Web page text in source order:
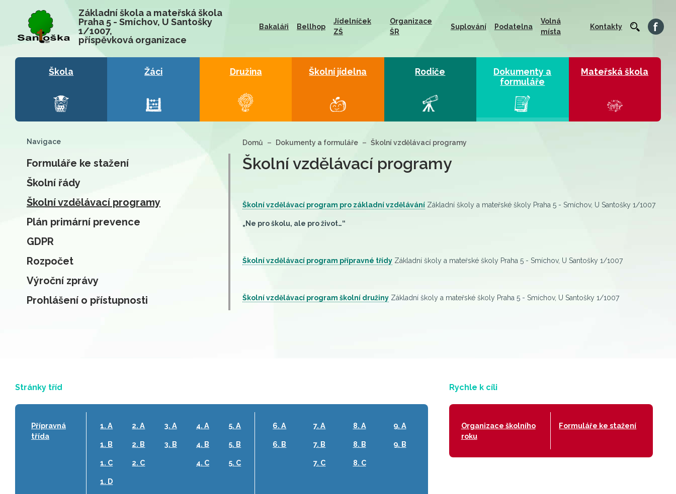
Základní škola a mateřská škola
Praha 5 - Smíchov, U Santošky
1/1007,
příspěvková organizace
Bakaláři Bellhop
Jídelníček
ZŠ
Organizace
ŠR
Suplování Podatelna
Volná
místa
Kontakty
Škola Žáci Družina Školní jídelna Rodiče
Dokumenty a
formuláře
Mateřská škola
Navigace
Formuláře ke stažení
Školní řády
Školní vzdělávací programy
Plán primární prevence
GDPR
Rozpočet
Výroční zprávy
Prohlášení o přístupnosti
Domů Dokumenty a formuláře Školní vzdělávací programy
Školní vzdělávací programy
Školní vzdělávací program pro základní vzděláváníZákladní školy a mateřské školy Praha 5 - Smíchov, U Santošky 1/1007
„Ne pro školu, ale pro život…“
Školní vzdělávací program přípravné třídyZákladní školy a mateřské školy Praha 5 - Smíchov, U Santošky 1/1007
Školní vzdělávací program školní družinyZákladní školy a mateřské školy Praha 5 - Smíchov, U Santošky 1/1007
Stránky tříd
Přípravná
třída
1. A
1. B
1. C
1. D
2. A
2. B
2. C
3. A
3. B
4. A
4. B
4. C
5. A
5. B
5. C
6. A
6. B
7. A
7. B
7. C
8. A
8. B
8. C
9. A
9. B
Rychle k cíli
Organizace školního
roku
Formuláře ke stažení